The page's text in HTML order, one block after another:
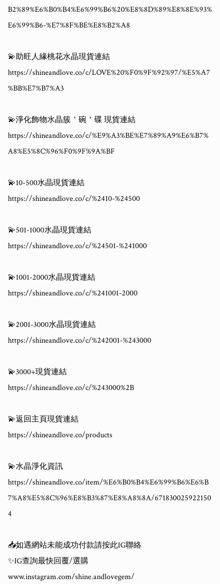
B2%89%E6%B0%B4%E6%99%B6%20%E8%8D%89%E8%8E%93%
E6%99%B6-%E7%8F%BE%E8%B2%A8
💫助旺人緣桃花水晶現貨連結
https://shineandlove.co/c/LOVE%20%F0%9F%92%97/%E5%A7
%BB%E7%B7%A3
💫淨化飾物水晶簇＇碗＇碟 現貨連結
https://shineandlove.co/c/%E9%A3%BE%E7%89%A9%E6%B7%
A8%E5%8C%96%F0%9F%9A%BF
💫10-500水晶現貨連結
https://shineandlove.co/c/%2410-%24500
💫501-1000水晶現貨連結
https://shineandlove.co/c/%24501-%241000
💫1001-2000水晶現貨連結
https://shineandlove.co/c/%241001-2000
💫2001-3000水晶現貨連結
https://shineandlove.co/c/%242001-%243000
💫3000+現貨連結
https://shineandlove.co/c/%243000%2B
💫返回主頁現貨連結
https://shineandlove.co/products
💫水晶淨化資訊
https://shineandlove.co/item/%E6%B0%B4%E6%99%B6%E6%B
7%A8%E5%8C%96%E8%B3%87%E8%A8%8A/671830025922150
4
📥如遇網站未能成功付款請按此IG聯絡
✨IG查詢最快回覆/選購
www.instagram.com/shine.andlovegem/